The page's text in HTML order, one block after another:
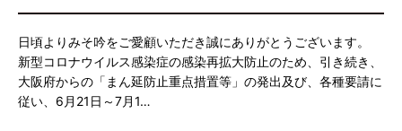
日頃よりみそ吟をご愛顧いただき誠にありがとうございます。
新型コロナウイルス感染症の感染再拡大防止のため、引き続き、
大阪府からの「まん延防止重点措置等」の発出及び、各種要請に
従い、6月21日～7月1…